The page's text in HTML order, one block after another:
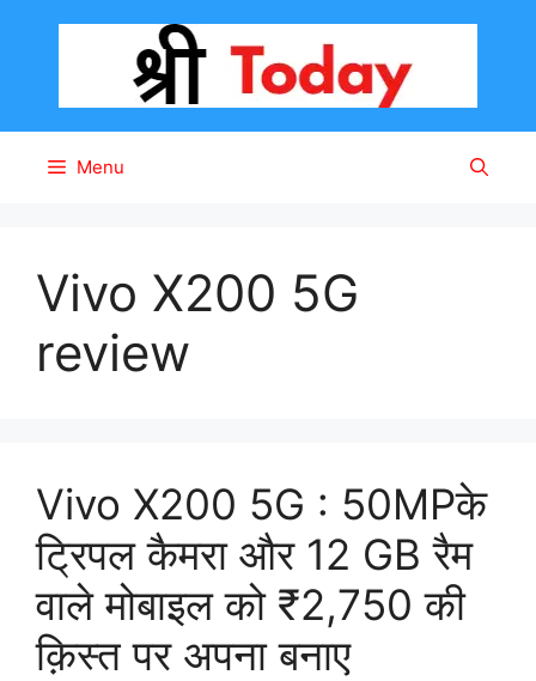
Menu
Vivo X200 5G
review
Vivo X200 5G : 50MPके
ट्रिपल कैमरा और 12 GB रैम
वाले मोबाइल को ₹2,750 की
क़िस्त पर अपना बनाए